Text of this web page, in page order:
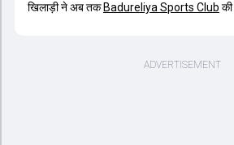
खिलाड़ी ने अब तक Badureliya Sports Club